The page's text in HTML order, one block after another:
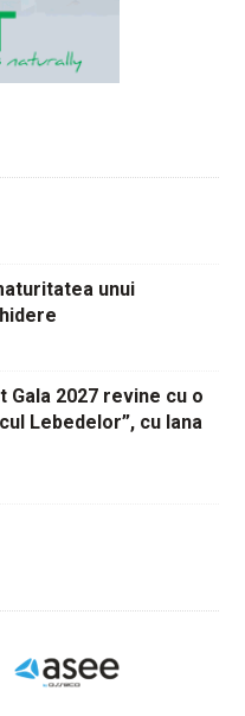
unui
Gala 2027 revine cu o
Lebedelor”, cu Iana